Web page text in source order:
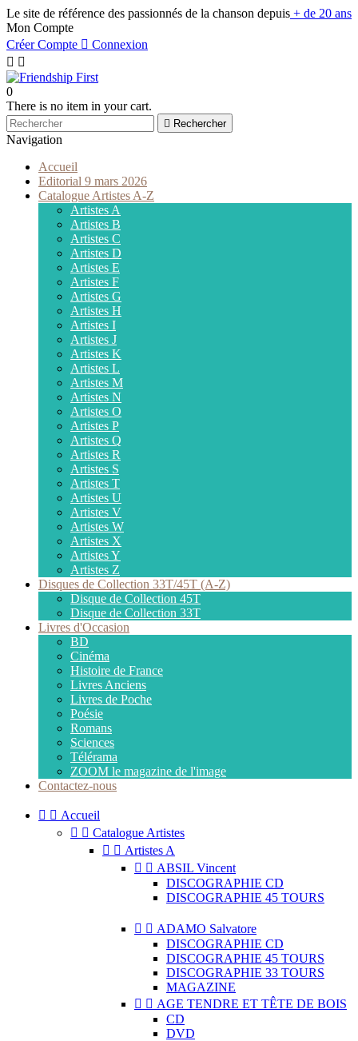
Le site de référence des passionnés de la chanson depuis + de 20 ans
Mon Compte
Créer Compte  Connexion
 
0
There is no item in your cart.
 Rechercher
Navigation
Accueil
Editorial 9 mars 2026
Catalogue Artistes A-Z
Artistes A
Artistes B
Artistes C
Artistes D
Artistes E
Artistes F
Artistes G
Artistes H
Artistes I
Artistes J
Artistes K
Artistes L
Artistes M
Artistes N
Artistes O
Artistes P
Artistes Q
Artistes R
Artistes S
Artistes T
Artistes U
Artistes V
Artistes W
Artistes X
Artistes Y
Artistes Z
Disques de Collection 33T/45T (A-Z)
Disque de Collection 45T
Disque de Collection 33T
Livres d'Occasion
BD
Cinéma
Histoire de France
Livres Anciens
Livres de Poche
Poésie
Romans
Sciences
Télérama
ZOOM le magazine de l'image
Contactez-nous
  Accueil
  Catalogue Artistes
  Artistes A
  ABSIL Vincent
DISCOGRAPHIE CD
DISCOGRAPHIE 45 TOURS
  ADAMO Salvatore
DISCOGRAPHIE CD
DISCOGRAPHIE 45 TOURS
DISCOGRAPHIE 33 TOURS
MAGAZINE
  AGE TENDRE ET TÊTE DE BOIS
CD
DVD